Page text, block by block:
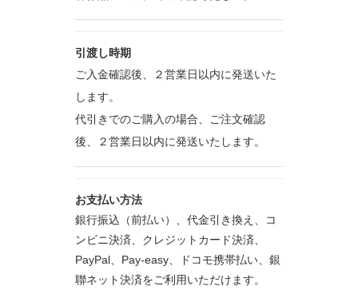
引渡し時期
ご入金確認後、２営業日以内に発送いた
します。
代引きでのご購入の場合、ご注文確認
後、２営業日以内に発送いたします。
お支払い方法
銀行振込（前払い）、代金引き換え、コ
ンビニ決済、クレジットカード決済、
PayPal、Pay-easy、ドコモ携帯払い、銀
聯ネット決済をご利用いただけます。